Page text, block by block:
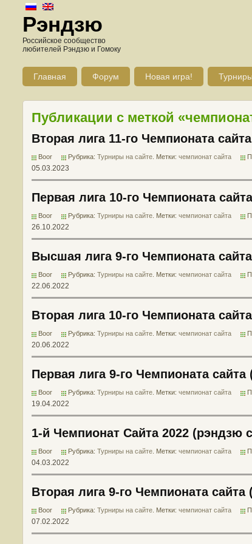
Рэндзю
Российское сообщество
любителей Рэндзю и Гомоку
Главная Форум Новая игра! Турниры
Публикации с меткой
Вторая лига 11-го Чемпионата
Boor Рубрика: Турниры на сайте . Метки: чемпионат сайта
05.03.2023
Первая лига 10-го Чемпионата
Boor Рубрика: Турниры на сайте . Метки: чемпионат сайта
26.10.2022
Высшая лига 9-го Чемпионата
Boor Рубрика: Турниры на сайте . Метки: чемпионат сайта
22.06.2022
Вторая лига 10-го Чемпионата
Boor Рубрика: Турниры на сайте . Метки: чемпионат сайта
20.06.2022
Первая лига 9-го Чемпионата сайта
Boor Рубрика: Турниры на сайте . Метки: чемпионат сайта
19.04.2022
1-й Чемпионат Сайта 2022 (рэндзю
Boor Рубрика: Турниры на сайте . Метки: чемпионат сайта
04.03.2022
Вторая лига 9-го Чемпионата сайта
Boor Рубрика: Турниры на сайте . Метки: чемпионат сайта
07.02.2022